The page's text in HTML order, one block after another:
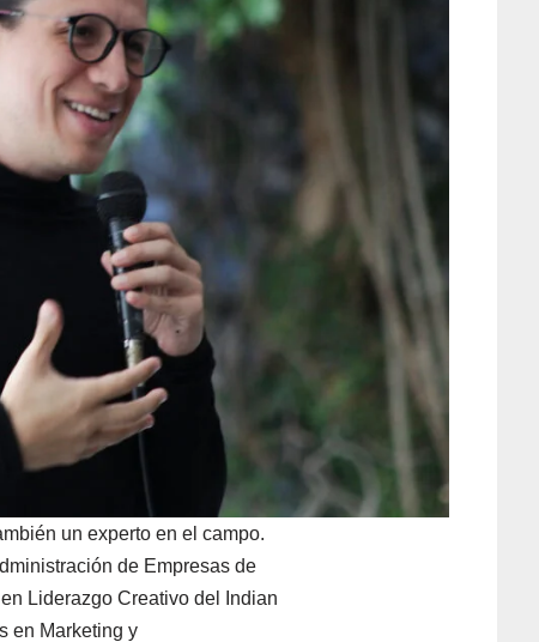
un experto en el campo.
de Empresas de
Liderazgo Creativo del Indian
en Marketing y